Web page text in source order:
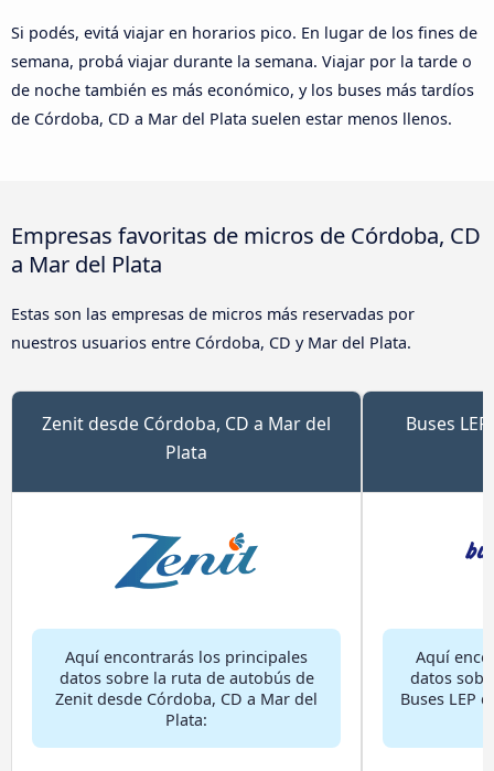
Si podés, evitá viajar en horarios pico. En lugar de los fines de
semana, probá viajar durante la semana. Viajar por la tarde o
de noche también es más económico, y los buses más tardíos
de Córdoba, CD a Mar del Plata suelen estar menos llenos.
Empresas favoritas de micros de Córdoba, CD
a Mar del Plata
Estas son las empresas de micros más reservadas por
nuestros usuarios entre Córdoba, CD y Mar del Plata.
Zenit desde Córdoba, CD a Mar del
Plata
Aquí encontrarás los principales
datos sobre la ruta de autobús de
Zenit desde Córdoba, CD a Mar del
Plata:
Buses
Aquí
datos
Buses LEP